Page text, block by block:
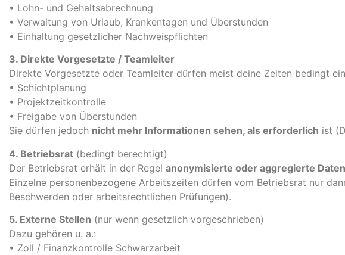
• Lohn- und Gehaltsabrechnung
• Verwaltung von Urlaub, Krankentagen und Überstunden
• Einhaltung gesetzlicher Nachweispflichten
3. Direkte Vorgesetzte / Teamleiter
Direkte Vorgesetzte oder Teamleiter dürfen meist deine Zeiten bedingt
• Schichtplanung
• Projektzeitkontrolle
• Freigabe von Überstunden
Sie dürfen jedoch nicht mehr Informationen sehen, als erforderlich ist
4. Betriebsrat (bedingt berechtigt)
Der Betriebsrat erhält in der Regel anonymisierte oder aggregierte Daten
Einzelne personenbezogene Arbeitszeiten dürfen vom Betriebsrat nur
Beschwerden oder arbeitsrechtlichen Prüfungen).
5. Externe Stellen (nur wenn gesetzlich vorgeschrieben)
Dazu gehören u. a.:
• Zoll / Finanzkontrolle Schwarzarbeit